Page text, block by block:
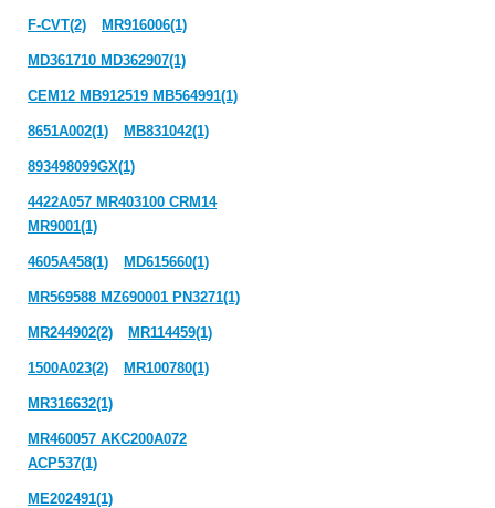
F-CVT(2) MR916006(1)
MD361710 MD362907(1)
CEM12 MB912519 MB564991(1)
8651A002(1) MB831042(1)
893498099GX(1)
4422A057 MR403100 CRM14
MR9001(1)
4605A458(1) MD615660(1)
MR569588 MZ690001 PN3271(1)
MR244902(2) MR114459(1)
1500A023(2) MR100780(1)
MR316632(1)
MR460057 AKC200A072
ACP537(1)
ME202491(1)